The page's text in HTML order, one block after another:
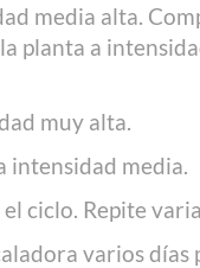
media alta.
planta a
muy alta.
intensidad media.
ciclo. Repite
varios días